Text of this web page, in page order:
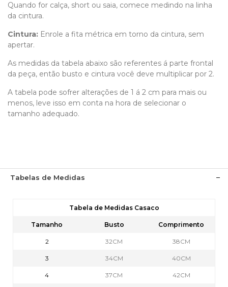
Quando for calça, short ou saia, comece medindo na linha
da cintura.
Cintura: Enrole a fita métrica em torno da cintura, sem
apertar.
As medidas da tabela abaixo são referentes á parte frontal
da peça, então busto e cintura você deve multiplicar por 2.
A tabela pode sofrer alterações de 1 á 2 cm para mais ou
menos, leve isso em conta na hora de selecionar o
tamanho adequado.
Tabelas de Medidas
Tabela de Medidas Casaco
Tamanho Busto Comprimento
2 32CM 38CM
3 34CM 40CM
4 37CM 42CM